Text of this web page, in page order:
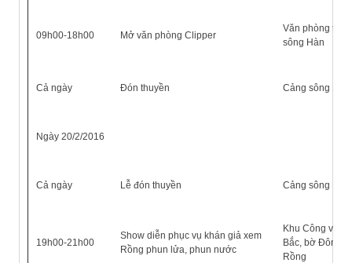
09h00-18h00 Mở văn phòng Clipper
Văn phòng tại
sông Hàn
Cả ngày Đón thuyền Cảng sông Hàn
Ngày 20/2/2016
Cả ngày Lễ đón thuyền Cảng sông Hàn
19h00-21h00
Show diễn phục vụ khán giả xem
Rồng phun lửa, phun nước
Khu Công viên
Bắc, bờ Đông
Rồng